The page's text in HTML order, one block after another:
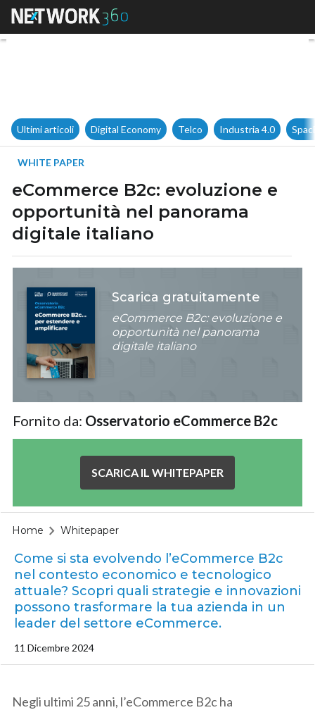
eCommerce B2c:
Ultimi articoli Digital Economy Telco Industria 4.0
WHITE PAPER
eCommerce B2c: evoluzione e
opportunità nel panorama
digitale italiano
Scarica gratuitamente
eCommerce B2c: evoluzione e
opportunità nel panorama
digitale italiano
Fornito da: Osservatorio eCommerce B2c
SCARICA IL WHITEPAPER
Home Whitepaper
Come si sta evolvendo l’eCommerce B2c
nel contesto economico e tecnologico
attuale? Scopri quali strategie e innovazioni
possono trasformare la tua azienda in un
leader del settore eCommerce.
11 Dicembre 2024
Negli ultimi 25 anni, l’eCommerce B2c ha